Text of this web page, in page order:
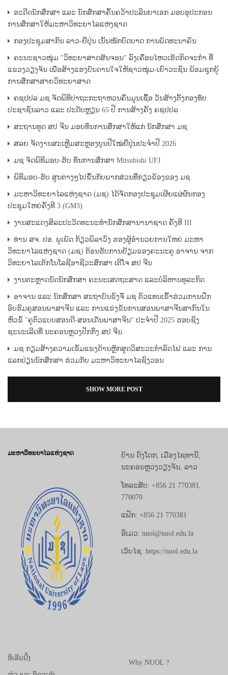
ອະດີດນັກສຶກສາ ແລະ ນັກສຶກສາຄົ້ນຄວ້າປະລິນຍາເອກ ມອບອຸປະກອນ
ການສຶກສາໃຫ້ມະຫາວິທະຍາໄລແຫ່ງຊາດ
ກອງປະຊຸມສາກົນ ລາວ-ຍີ່ປຸ່ນ ເນັ້ນໜັກບົດບາດ ການພັດທະນາຄົນ
ຄະນະຊາວໜຸ່ມ "ວິທະຍາສາດສັນຈອນ" ລົງເຄື່ອນໄຫວເຮັດກິດຈະກຳ ທີ່
ແຂວງວຽງຈັນ ເພື່ອສ້າງແຮງບັນດານໃຈໃຫ້ຊາວໜຸ່ມ-ເຍົາວະຊົນ ພ້ອມຊຸກຍູ້
ການສຶກສາສາຍວິທະຍາສາດ
ຄຊປປລ ມຊ ຈັດພິທີປາຖະກະຖາຫວນຄືນມູນເຊື້ອ ວັນສ້າງຕັ້ງກອງທັບ
ປະຊາຊົນລາວ ແລະ ປະດັບຫຼຽນ 65 ປີ ການສ້າງຄັ້ງ ຄຊປປລ
ສະຖານທູດ ສປ ຈີນ ມອບທຶນການສຶກສາໃຫ້ແກ່ ນັກສຶກສາ ມຊ
ສລຍ ຈັດງານສະເຫຼີມສະຫຼອງບຸນປີໃໝ່ຍີ່ປຸ່ນປະຈຳປີ 2026
ມຊ ຈັດພິທີມອບ-ຮັບ ທຶນການສຶກສາ Mitsubishi UFJ
ພິທີມອບ-ຮັບ ສູນຕ່າງໆໄປຂຶ້ນກັບພາກສ່ວນທີ່ກ່ຽວຂ້ອງຂອງ ມຊ
ມະຫາວິທະຍາໄລແຫ່ງຊາດ (ມຊ) ໄດ້ຈັດກອງປະຊຸມເຜີຍແຜ່ຜົນກອງ
ປະຊຸມໃຫຍ່ຄັ້ງທີ 3 (GM3)
ງານສະແດງສິລະປະວັດທະນະທໍານັກສຶກສານານາຊາດ ຄັ້ງທີ III
ທ່ານ ສຈ. ປອ. ພູເພັດ ກ້ຽວພິລາວົງ ຮອງຜູ້ອຳນວຍການໃຫຍ່ ມະຫາ
ວິທະຍາໄລແຫ່ງຊາດ (ມຊ) ຕ້ອນຮັບການຢ້ຽມຂອງຄະນະຄູ ອາຈານ ຈາກ
ວິທະຍາໄລເຕັກໂນໂລຊີອາຊີວະສຶກສາ ເຕີໂຈ ສປ ຈີນ
ງານຕະຫຼາດນັດນັກສຶກສາ ຄະນະເສດຖະສາດ ແລະບໍລິຫານທຸລະກິດ
ອາຈານ ແລະ ນັກສຶກສາ ສະຖາບັນຂົງຈື ມຊ ຕົວແທນເຂົ້າຮ່ວມການຝຶກ
ອົບຮົມຄູສອນພາສາຈີນ ແລະ ການແຂ່ງຂັນການສອນພາສາຈີນສາກົນໃນ
ຫົວຂໍ້ "ຄູຕົວແບບສອນດີ-ສອນເດັ່ນພາສາຈີນ" ປະຈໍາປີ 2025 ຮອບຊິງ
ຊະນະເລີດທີ່ ນະຄອນຫຼວງປັກກິ່ງ ສປ ຈີນ.
ມຊ ກຽມສ້າງຄວາມເຂັ້ມແຂງດ້ານຫຼັກສູດວິສະວະກຳລົດໄຟ ແລະ ການ
ແລກປ່ຽນນັກສຶກສາ ຮ່ວມກັບ ມະຫາວິທະຍາໄລຊົງວອນ
SHOW MORE POST
ມະຫາວິທະຍາໄລແຫ່ງຊາດ
ບ້ານ ດົງໂດກ, ເມືອງໄຊທານີ,
ນະຄອນຫຼວງວຽງຈັນ, ລາວ
ໂທລະສັບ: +856 21 770381,
770070
ແຟັກ: +856 21 770381
ອີເມວ: nuol@nuol.edu.la
ເວັບໄຊ: https://nuol.edu.la
ອີເລີນນີ້ງ
Why NUOL ?